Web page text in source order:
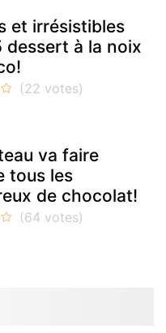
et irrésistibles
dessert à la noix
va faire
tous les
de chocolat!